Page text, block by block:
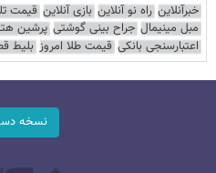
خبرآنلاین راه نو آنلاین بازی آنلاین قیمت
مبل مینیمال جراح بینی گوشتی پرشین
اعتبارسنجی بانکی قیمت طلا امروز بلیط
نسخه